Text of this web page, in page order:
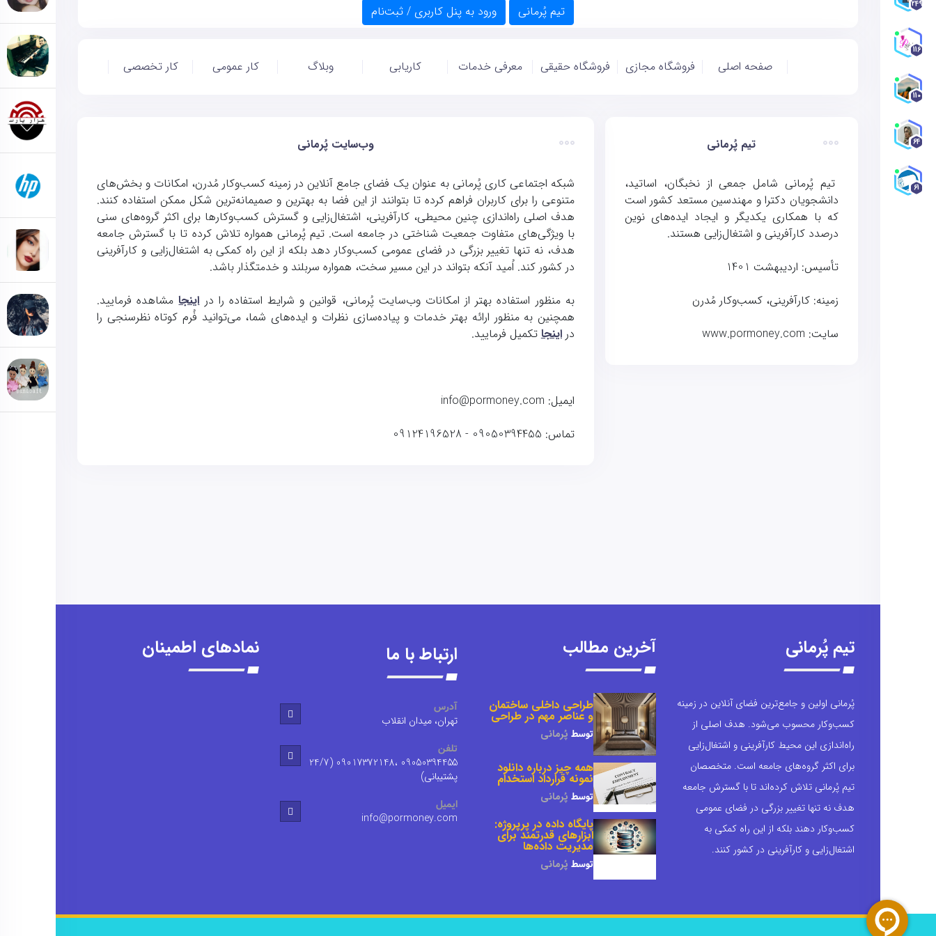
249
116
110
64
61
ورود به پنل کاربری / ثبت‌نام تیم پُرمانی
کار تخصصی کار عمومی وبلاگ کاریابی معرفی خدمات فروشگاه حقیقی فروشگاه مجازی صفحه اصلی
تیم پُرمانی
تیم پُرمانی شامل جمعی از نخبگان، اساتید،
دانشجویان دکترا و مهندسین مستعد کشور است
که با همکاری یکدیگر و ایجاد ایده‌های نوین
درصدد کارآفرینی و اشتغال‌زایی هستند.
تأسیس: اردیبهشت 1401
زمینه: کارآفرینی، کسب‌وکار مُدرن
سایت: www.pormoney.com
وب‌سایت پُرمانی
شبکه اجتماعی کاری پُرمانی به عنوان یک فضای جامع آنلاین در زمینه کسب‌وکار مُدرن، امکانات و بخش‌های
متنوعی را برای کاربران فراهم کرده تا بتوانند از این فضا به بهترین و صمیمانه‌ترین شکل ممکن استفاده کنند.
هدف اصلی راه‌اندازی چنین محیطی، کارآفرینی، اشتغال‌زایی و گسترش کسب‌وکارها برای اکثر گروه‌های سنی
با ویژگی‌های متفاوت جمعیت شناختی در جامعه است. تیم پُرمانی همواره تلاش کرده تا با گسترش جامعه
هدف، نه تنها تغییر بزرگی در فضای عمومی کسب‌وکار دهد بلکه از این راه کمکی به اشتغال‌زایی و کارآفرینی
در کشور کند. اُمید آنکه بتواند در این مسیر سخت، همواره سربلند و خدمتگذار باشد.
به منظور استفاده بهتر از امکانات وب‌سایت پُرمانی، قوانین و شرایط استفاده را دراینجامشاهده فرمایید.
همچنین به منظور ارائه بهتر خدمات و پیاده‌سازی نظرات و ایده‌های شما، می‌توانید فُرم کوتاه نظرسنجی را
دراینجاتکمیل فرمایید.
ایمیل: info@pormoney.com
تماس: 09050394455 - 09124196528
تیم پُرمانی
پُرمانی اولین و جامع‌ترین فضای آنلاین در زمینه
کسب‌وکار محسوب می‌شود. هدف اصلی از
راه‌اندازی این محیط کارآفرینی و اشتغال‌زایی
برای اکثر گروه‌های جامعه است. متخصصان
تیم پُرمانی تلاش کرده‌اند تا با گسترش جامعه
هدف نه تنها تغییر بزرگی در فضای عمومی
کسب‌وکار دهند بلکه از این راه کمکی به
اشتغال‌زایی و کارآفرینی در کشور کنند.
آخرین مطالب
طراحی داخلی ساختمان
و عناصر مهم در طراحی
توسط پُرمانی
همه چیز درباره دانلود
نمونه قرارداد استخدام
توسط پُرمانی
پایگاه داده در پرپروژه:
ابزارهای قدرتمند برای
مدیریت داده‌ها
توسط پُرمانی
ارتباط با ما
آدرس
تهران، میدان انقلاب
تلفن
09050394455 ،09017372148 (24/7
پشتیبانی)
ایمیل
info@pormoney.com
نمادهای اطمینان